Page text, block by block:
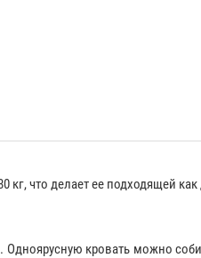
что делает ее подходящей
кровать можно